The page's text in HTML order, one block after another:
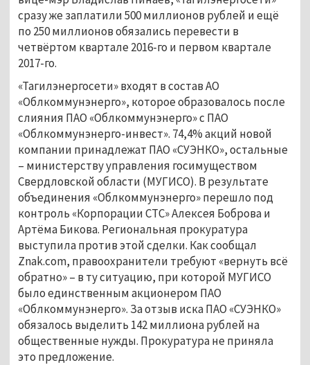
сразу же заплатили 500 миллионов рублей и ещё
по 250 миллионов обязались перевести в
четвёртом квартале 2016-го и первом квартале
2017-го.
«Тагилэнергосети» входят в состав АО
«Облкоммунэнерго», которое образовалось после
слияния ПАО «Облкоммунэнерго» с ПАО
«Облкоммунэнерго-инвест». 74,4% акций новой
компании принадлежат ПАО «СУЭНКО», остальные
– министерству управления госимуществом
Свердловской области (МУГИСО). В результате
объединения «Облкоммунэнерго» перешло под
контроль «Корпорации СТС» Алексея Боброва и
Артёма Бикова. Региональная прокуратура
выступила против этой сделки. Как сообщал
Znak.com, правоохранители требуют «вернуть всё
обратно» – в ту ситуацию, при которой МУГИСО
было единственным акционером ПАО
«Облкоммунэнерго». За отзыв иска ПАО «СУЭНКО»
обязалось выделить 142 миллиона рублей на
общественные нужды. Прокуратура не приняла
это предложение.